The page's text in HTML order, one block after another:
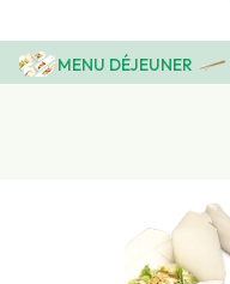
MENU DÉJEUNER